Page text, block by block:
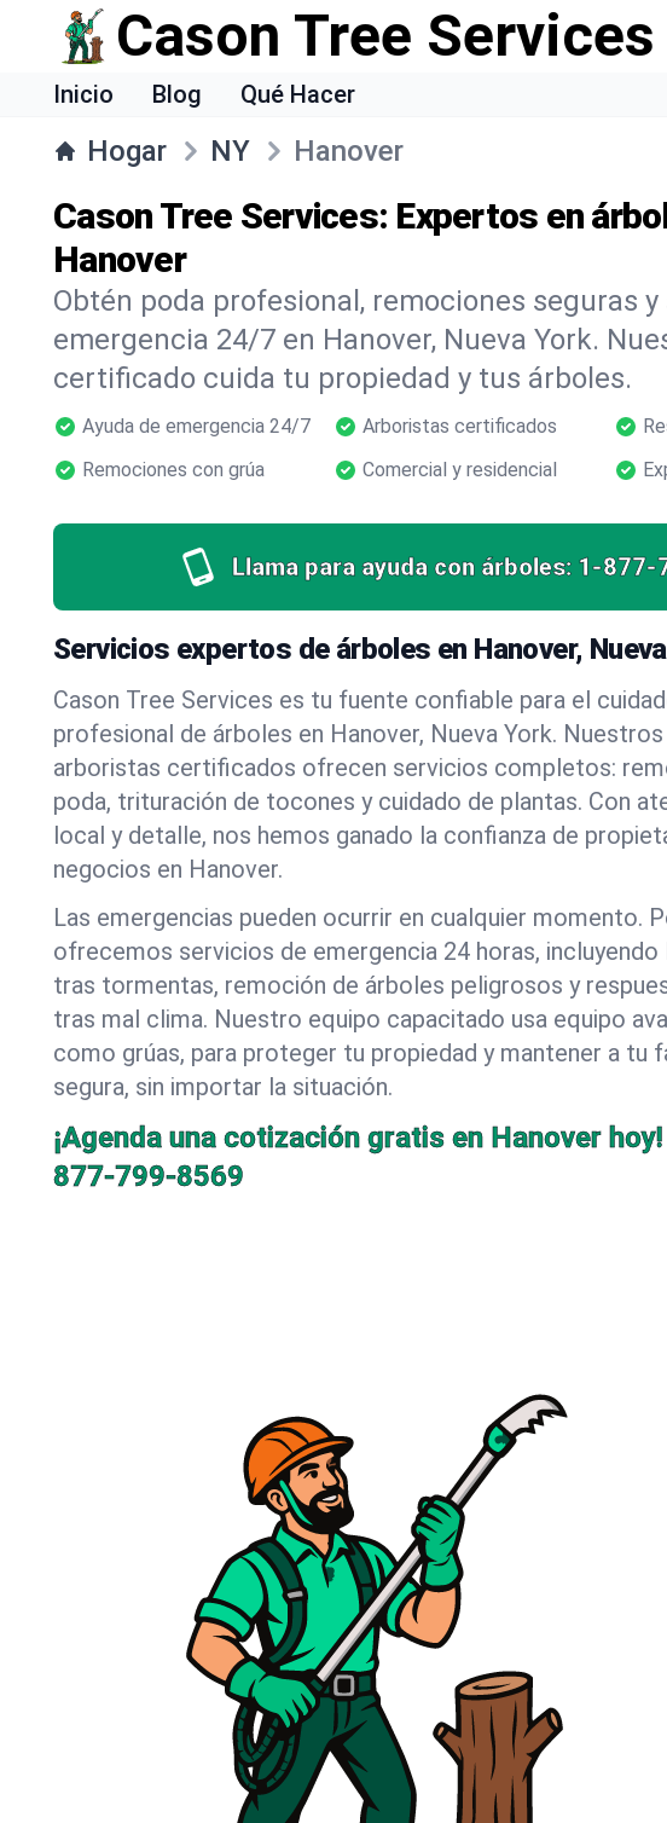
Cason Tree Services
Inicio Blog Qué Hacer
Hogar NY Hanover
Cason Tree Services: Expertos en
Hanover
Obtén poda profesional, remociones seguras
emergencia 24/7 en Hanover, Nueva York.
certificado cuida tu propiedad y tus árboles.
Ayuda de emergencia 24/7 Arboristas certificados
Remociones con grúa
Comercial y residencial
Llama para ayuda con árboles: 1-877-
Servicios expertos de árboles en Hanover,
Cason Tree Services es tu fuente confiable para el
profesional de árboles en Hanover, Nueva York. Nuestros
arboristas certificados ofrecen servicios completos:
poda, trituración de tocones y cuidado de plantas. Con
local y detalle, nos hemos ganado la confianza de
negocios en Hanover.
Las emergencias pueden ocurrir en cualquier momento.
ofrecemos servicios de emergencia 24 horas, incluyendo
tras tormentas, remoción de árboles peligrosos y
tras mal clima. Nuestro equipo capacitado usa equipo
como grúas, para proteger tu propiedad y mantener a tu
segura, sin importar la situación.
¡Agenda una cotización gratis en Hanover hoy!
877-799-8569